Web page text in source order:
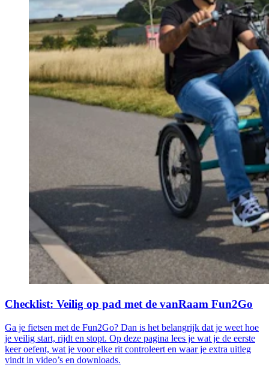
Checklist: Veilig op pad met de vanRaam Fun2Go
Ga je fietsen met de Fun2Go? Dan is het belangrijk dat je weet hoe
je veilig start, rijdt en stopt. Op deze pagina lees je wat je de eerste
keer oefent, wat je voor elke rit controleert en waar je extra uitleg
vindt in video’s en downloads.